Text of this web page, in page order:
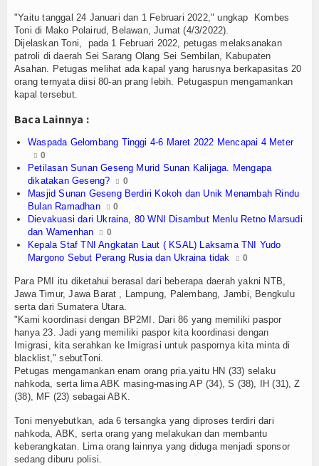
Religi
Opini
Pelabuhan
Seni & Budaya
Sorot
Tauziah
Tokoh
Wisata
TV
Channel
"Yaitu tanggal 24 Januari dan 1 Februari 2022," ungkap Kombes
Toni di Mako Polairud, Belawan, Jumat (4/3/2022).
Dijelaskan Toni, pada 1 Februari 2022, petugas melaksanakan
patroli di daerah Sei Sarang Olang Sei Sembilan, Kabupaten
Asahan. Petugas melihat ada kapal yang harusnya berkapasitas 20
orang ternyata diisi 80-an prang lebih. Petugaspun mengamankan
kapal tersebut.
Baca Lainnya :
Waspada Gelombang Tinggi 4-6 Maret 2022 Mencapai 4 Meter
0
Petilasan Sunan Geseng Murid Sunan Kalijaga. Mengapa
dikatakan Geseng?
0
Masjid Sunan Geseng Berdiri Kokoh dan Unik Menambah Rindu
Bulan Ramadhan
0
Dievakuasi dari Ukraina, 80 WNI Disambut Menlu Retno Marsudi
dan Wamenhan
0
Kepala Staf TNI Angkatan Laut ( KSAL) Laksama TNI Yudo
Margono Sebut Perang Rusia dan Ukraina tidak
0
Para PMI itu diketahui berasal dari beberapa daerah yakni NTB,
Jawa Timur, Jawa Barat , Lampung, Palembang, Jambi, Bengkulu
serta dari Sumatera Utara.
"Kami koordinasi dengan BP2MI. Dari 86 yang memiliki paspor
hanya 23. Jadi yang memiliki paspor kita koordinasi dengan
Imigrasi, kita serahkan ke Imigrasi untuk paspornya kita minta di
blacklist," sebutToni.
Petugas mengamankan enam orang pria.yaitu HN (33) selaku
nahkoda, serta lima ABK masing-masing AP (34), S (38), IH (31), Z
(38), MF (23) sebagai ABK.
Toni menyebutkan, ada 6 tersangka yang diproses terdiri dari
nahkoda, ABK, serta orang yang melakukan dan membantu
keberangkatan. Lima orang lainnya yang diduga menjadi sponsor
sedang diburu polisi.